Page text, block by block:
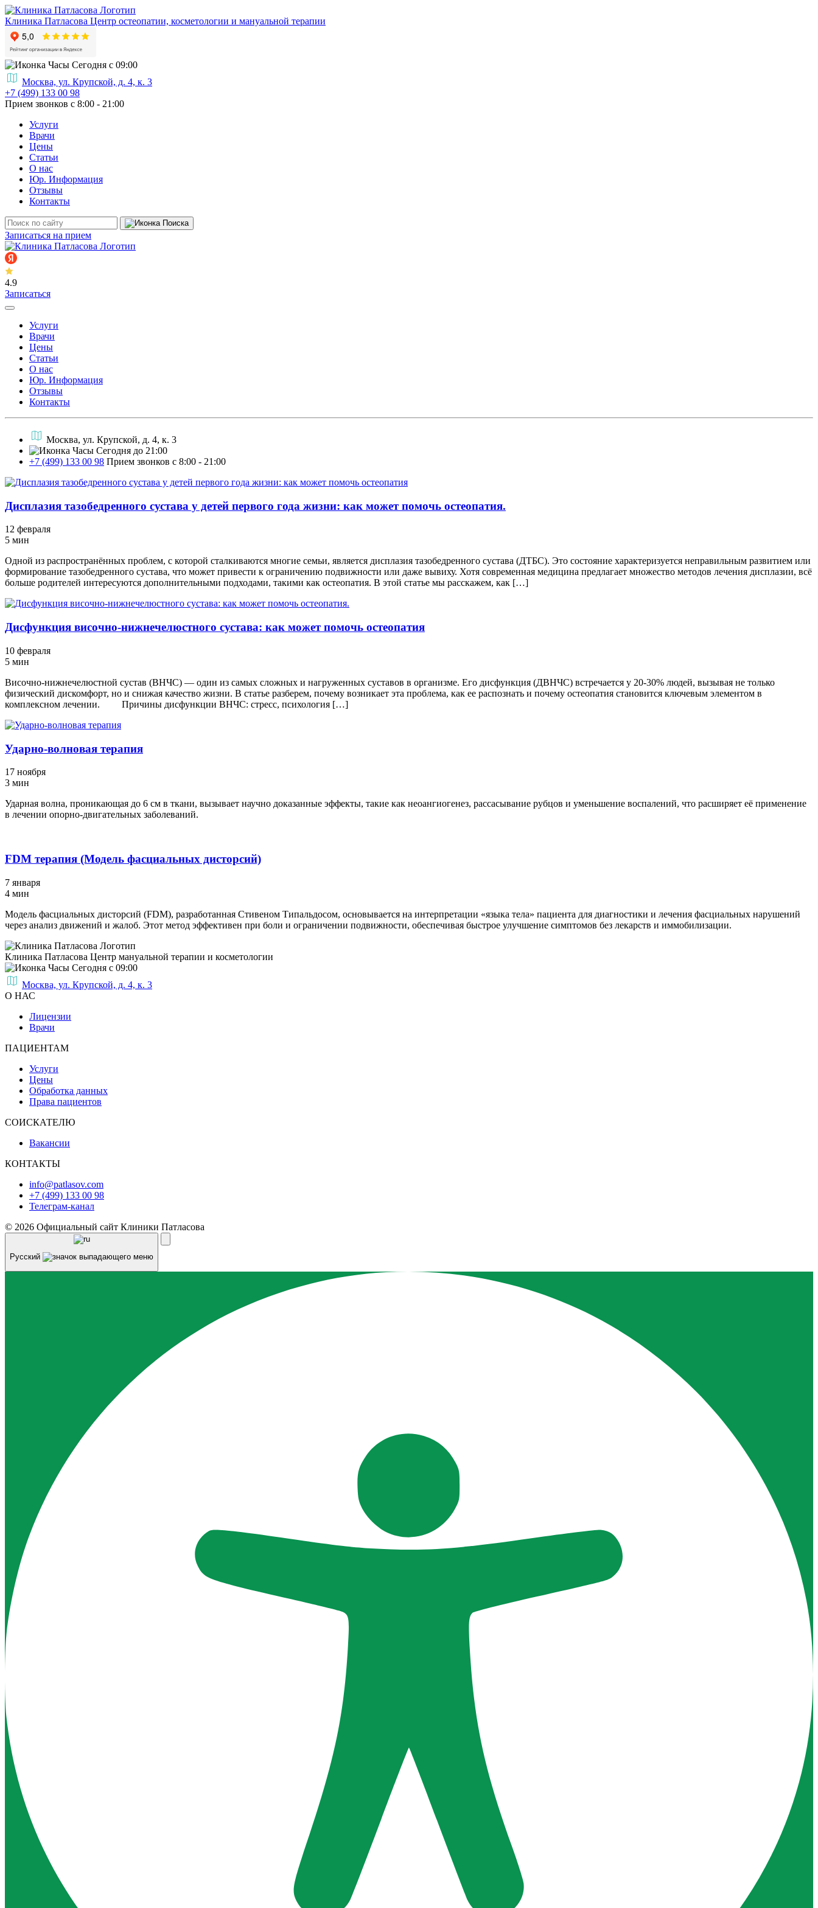
Клиника Патласова Центр остеопатии, косметологии и мануальной терапии
Сегодня с 09:00
Москва, ул. Крупской, д. 4, к. 3
+7 (499) 133 00 98
Прием звонков с 8:00 - 21:00
Услуги
Врачи
Цены
Статьи
О нас
Юр. Информация
Отзывы
Контакты
Записаться на прием
4.9
Записаться
Услуги
Врачи
Цены
Статьи
О нас
Юр. Информация
Отзывы
Контакты
Москва, ул. Крупской, д. 4, к. 3
Сегодня до 21:00
+7 (499) 133 00 98 Прием звонков с 8:00 - 21:00
Дисплазия тазобедренного сустава у детей первого года жизни: как может помочь остеопатия.
12 февраля
5 мин
Одной из распространённых проблем, с которой сталкиваются многие семьи, является дисплазия тазобедренного сустава (ДТБС). Это состояние характеризуется неправильным развитием или
формирование тазобедренного сустава, что может привести к ограничению подвижности или даже вывиху. Хотя современная медицина предлагает множество методов лечения дисплазии, всё
больше родителей интересуются дополнительными подходами, такими как остеопатия. В этой статье мы расскажем, как […]
Дисфункция височно-нижнечелюстного сустава: как может помочь остеопатия
10 февраля
5 мин
Височно-нижнечелюстной сустав (ВНЧС) — один из самых сложных и нагруженных суставов в организме. Его дисфункция (ДВНЧС) встречается у 20-30% людей, вызывая не только
физический дискомфорт, но и снижая качество жизни. В статье разберем, почему возникает эта проблема, как ее распознать и почему остеопатия становится ключевым элементом в
комплексном лечении. Причины дисфункции ВНЧС: стресс, психология […]
Ударно-волновая терапия
17 ноября
3 мин
Ударная волна, проникающая до 6 см в ткани, вызывает научно доказанные эффекты, такие как неоангиогенез, рассасывание рубцов и уменьшение воспалений, что расширяет её применение
в лечении опорно-двигательных заболеваний.
FDM терапия (Модель фасциальных дисторсий)
7 января
4 мин
Модель фасциальных дисторсий (FDM), разработанная Стивеном Типальдосом, основывается на интерпретации «языка тела» пациента для диагностики и лечения фасциальных нарушений
через анализ движений и жалоб. Этот метод эффективен при боли и ограничении подвижности, обеспечивая быстрое улучшение симптомов без лекарств и иммобилизации.
Клиника Патласова Центр мануальной терапии и косметологии
Сегодня с 09:00
Москва, ул. Крупской, д. 4, к. 3
О НАС
Лицензии
Врачи
ПАЦИЕНТАМ
Услуги
Цены
Обработка данных
Права пациентов
СОИСКАТЕЛЮ
Вакансии
КОНТАКТЫ
info@patlasov.com
+7 (499) 133 00 98
Телеграм-канал
© 2026 Официальный сайт Клиники Патласова
Русский